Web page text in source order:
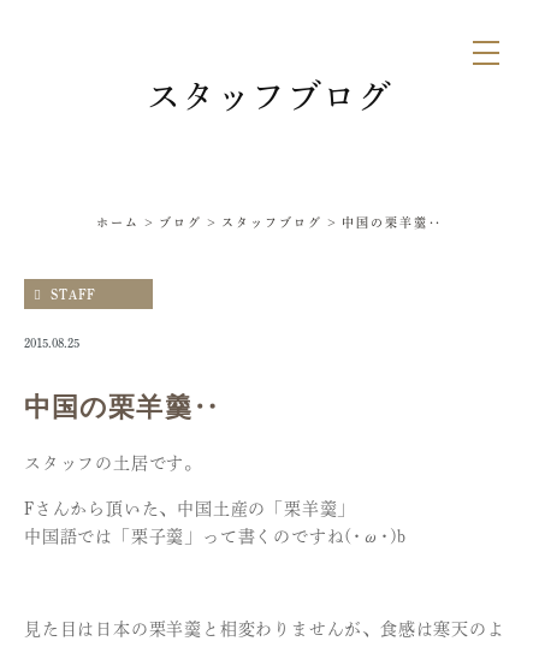
スタッフブログ
ホーム ブログ スタッフブログ 中国の栗羊羹‥
STAFF
2015.08.25
中国の栗羊羹‥
スタッフの土居です。
Fさんから頂いた、中国土産の「栗羊羹」
中国語では「栗子羹」って書くのですね(･ω･)b
見た目は日本の栗羊羹と相変わりませんが、食感は寒天のよ